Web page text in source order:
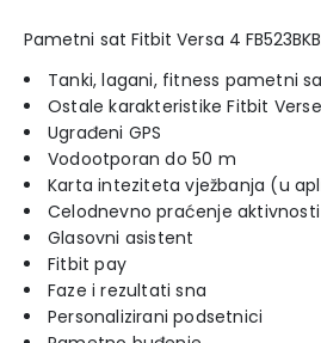
Pametni sat Fitbit Versa 4
Tanki, lagani, fitness pametni
Ostale karakteristike Fitbit
Ugrađeni GPS
Vodootporan do 50 m
Karta inteziteta vježbanja (u
Celodnevno praćenje aktivnosti
Glasovni asistent
Fitbit pay
Faze i rezultati sna
Personalizirani podsetnici